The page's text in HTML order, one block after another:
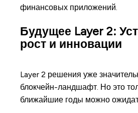
финансовых приложений.
Будущее Layer 2:
рост и инновации
Layer 2 решения уже
блокчейн-ландшафт. Но это
ближайшие годы можно